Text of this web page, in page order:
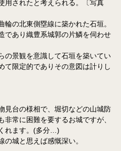
用されたと考えられる。〔写真
の北東側塁線に築かれた石垣。
あり織豊系城郭の片鱗を伺わせ
景観を意識して石垣を築いてい
て限定的でありその意図は計りし
台の様相で、堀切などの山城防
常に困難を要するお城ですが、
れます。(多分…)
城と思えば感慨深い。